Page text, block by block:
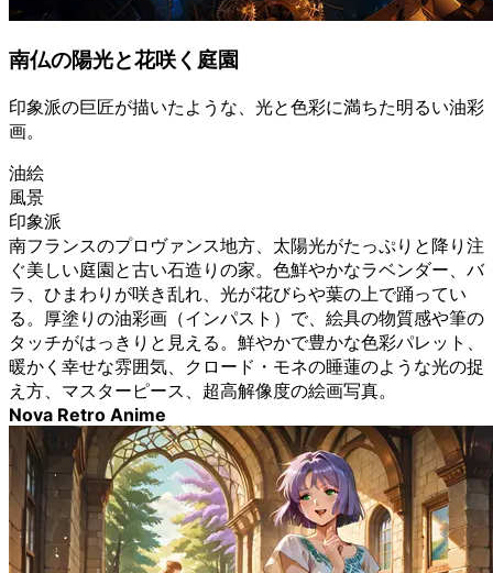
南仏の陽光と花咲く庭園
印象派の巨匠が描いたような、光と色彩に満ちた明るい油彩
画。
油絵
風景
印象派
南フランスのプロヴァンス地方、太陽光がたっぷりと降り注
ぐ美しい庭園と古い石造りの家。色鮮やかなラベンダー、バ
ラ、ひまわりが咲き乱れ、光が花びらや葉の上で踊ってい
る。厚塗りの油彩画（インパスト）で、絵具の物質感や筆の
タッチがはっきりと見える。鮮やかで豊かな色彩パレット、
暖かく幸せな雰囲気、クロード・モネの睡蓮のような光の捉
え方、マスターピース、超高解像度の絵画写真。
Nova Retro Anime